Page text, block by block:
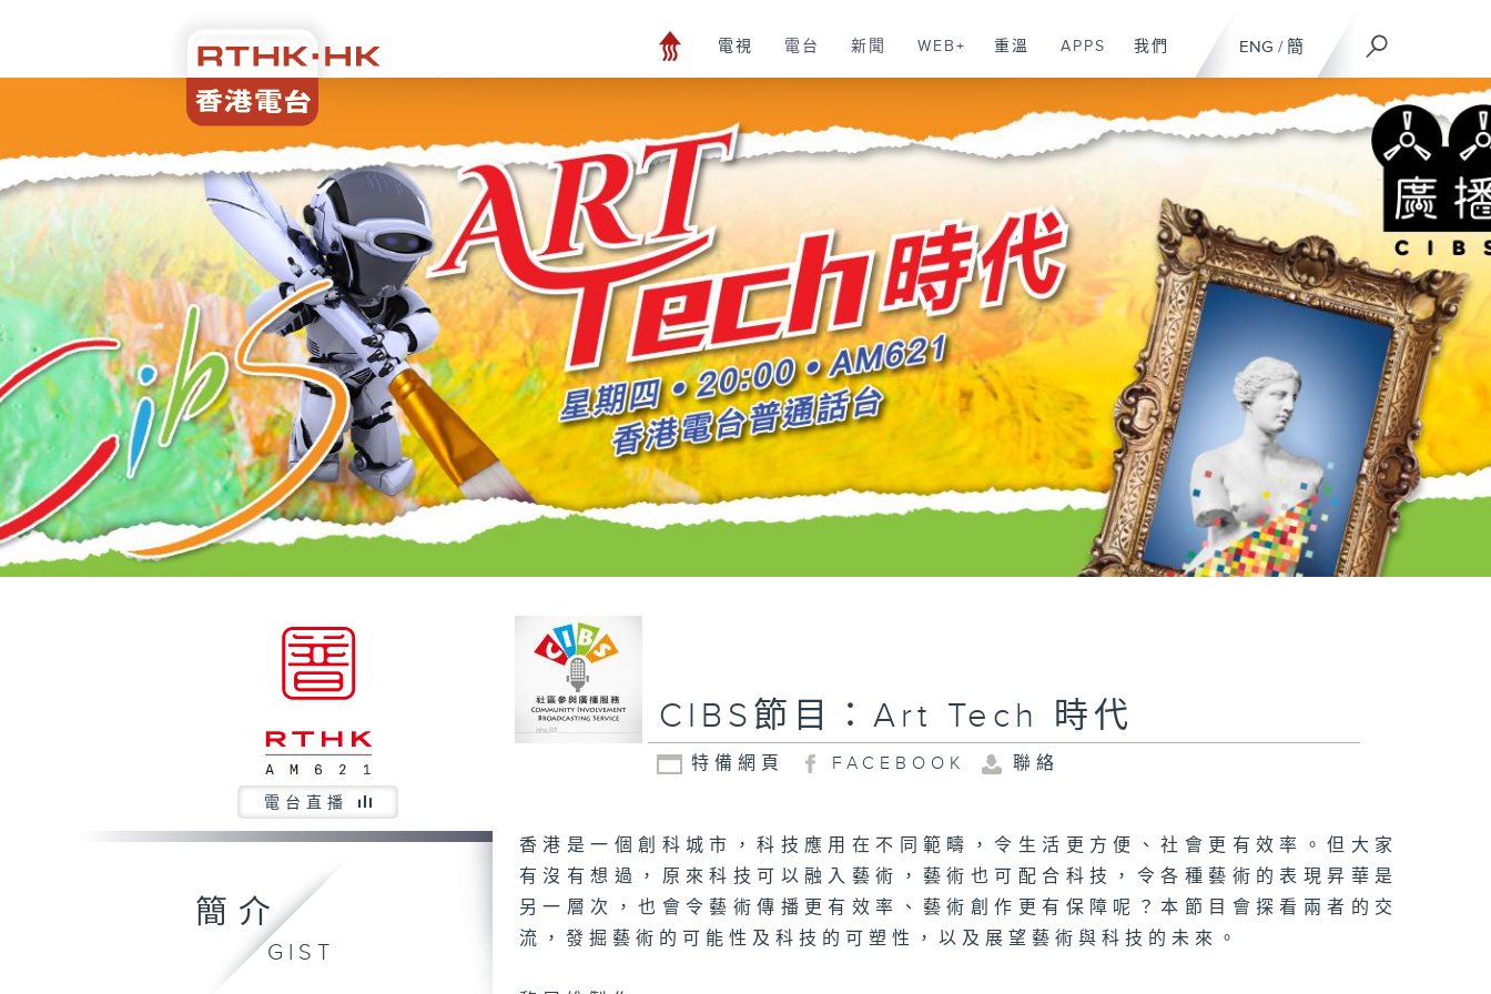
ENG / 簡
電視 電台 新聞 WEB+ 重溫 APPS 我們
電台直播
CIBS節目：Art Tech 時代
特備網頁 FACEBOOK 聯絡
簡介
GIST
香港是一個創科城市，科技應用在不同範疇，令生活更方便、社會更有效率。但大家
有沒有想過，原來科技可以融入藝術，藝術也可配合科技，令各種藝術的表現昇華是
另一層次，也會令藝術傳播更有效率、藝術創作更有保障呢？本節目會探看兩者的交
流，發掘藝術的可能性及科技的可塑性，以及展望藝術與科技的未來。